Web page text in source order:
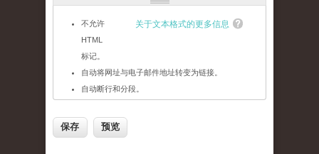
关于文本格式的更多信息
不允许
HTML
标记。
自动将网址与电子邮件地址转变为链接。
自动断行和分段。